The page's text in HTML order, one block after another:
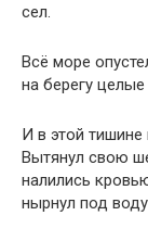
сел.
Всё море
на берегу
И в этой
Вытянул свою
налились
нырнул под